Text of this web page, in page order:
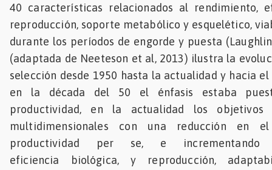
40 características relacionados al rendimiento,
reproducción, soporte metabólico y esquelético,
durante los períodos de engorde y puesta
(adaptada de Neeteson et al, 2013) ilustra la
selección desde 1950 hasta la actualidad y hacia
en la década del 50 el énfasis estaba
productividad, en la actualidad los objetivos
multidimensionales con una reducción en
productividad per se, e
eficiencia biológica, y reproducción,